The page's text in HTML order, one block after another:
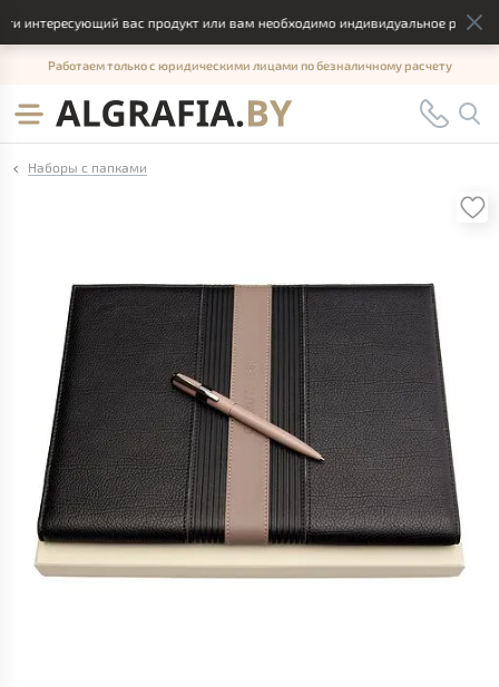
вас продукт или вам необходимо индивидуальное
Работаем только с юридическими лицами по безналичному расчету
Наборы с папками